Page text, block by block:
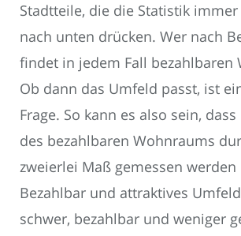
Stadtteile, die die Statistik
nach unten drücken. Wer nach
findet in jedem Fall bezahlbaren
Ob dann das Umfeld passt, ist
Frage. So kann es also sein,
des bezahlbaren Wohnraums
zweierlei Maß gemessen werden
Bezahlbar und attraktives
schwer, bezahlbar und weniger